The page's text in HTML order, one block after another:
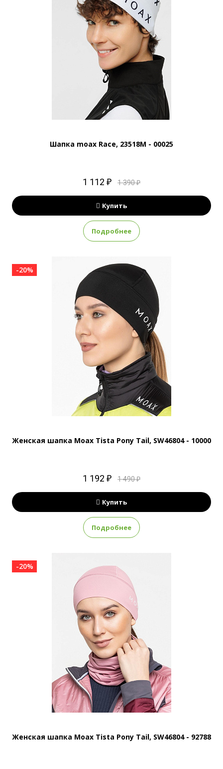
Шапка moax Race, 23518M - 00025
1 112 ₽ 1 390 ₽
Купить
Подробнее
-20%
Женская шапка Moax Tista Pony Tail, SW46804 - 10000
1 192 ₽ 1 490 ₽
Купить
Подробнее
-20%
Женская шапка Moax Tista Pony Tail, SW46804 - 92788